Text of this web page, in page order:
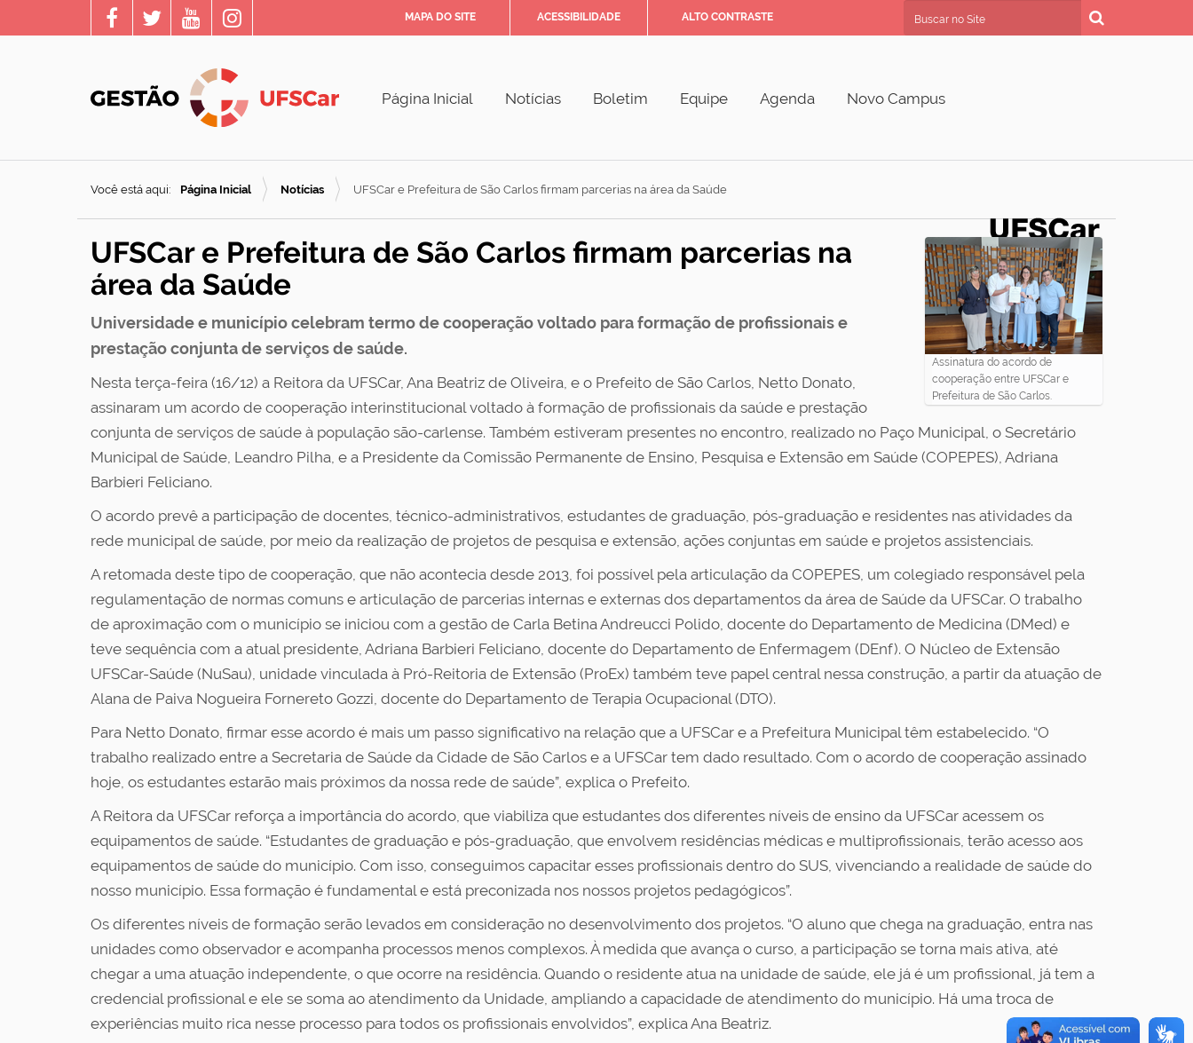
MAPA DO SITE ACESSIBILIDADE ALTO CONTRASTE Busca Avançada…
Página Inicial Notícias Boletim Equipe Agenda Novo Campus
Você está aqui: Página Inicial Notícias UFSCar e Prefeitura de São Carlos firmam parcerias na área da Saúde
Assinatura do acordo de
cooperação entre UFSCar e
Prefeitura de São Carlos.
UFSCar e Prefeitura de São Carlos firmam parcerias na
área da Saúde
Universidade e município celebram termo de cooperação voltado para formação de profissionais e
prestação conjunta de serviços de saúde.
Nesta terça-feira (16/12) a Reitora da UFSCar, Ana Beatriz de Oliveira, e o Prefeito de São Carlos, Netto Donato,
assinaram um acordo de cooperação interinstitucional voltado à formação de profissionais da saúde e prestação
conjunta de serviços de saúde à população são-carlense. Também estiveram presentes no encontro, realizado no Paço Municipal, o Secretário
Municipal de Saúde, Leandro Pilha, e a Presidente da Comissão Permanente de Ensino, Pesquisa e Extensão em Saúde (COPEPES), Adriana
Barbieri Feliciano.
O acordo prevê a participação de docentes, técnico-administrativos, estudantes de graduação, pós-graduação e residentes nas atividades da
rede municipal de saúde, por meio da realização de projetos de pesquisa e extensão, ações conjuntas em saúde e projetos assistenciais.
A retomada deste tipo de cooperação, que não acontecia desde 2013, foi possível pela articulação da COPEPES, um colegiado responsável pela
regulamentação de normas comuns e articulação de parcerias internas e externas dos departamentos da área de Saúde da UFSCar. O trabalho
de aproximação com o município se iniciou com a gestão de Carla Betina Andreucci Polido, docente do Departamento de Medicina (DMed) e
teve sequência com a atual presidente, Adriana Barbieri Feliciano, docente do Departamento de Enfermagem (DEnf). O Núcleo de Extensão
UFSCar-Saúde (NuSau), unidade vinculada à Pró-Reitoria de Extensão (ProEx) também teve papel central nessa construção, a partir da atuação de
Alana de Paiva Nogueira Fornereto Gozzi, docente do Departamento de Terapia Ocupacional (DTO).
Para Netto Donato, firmar esse acordo é mais um passo significativo na relação que a UFSCar e a Prefeitura Municipal têm estabelecido. “O
trabalho realizado entre a Secretaria de Saúde da Cidade de São Carlos e a UFSCar tem dado resultado. Com o acordo de cooperação assinado
hoje, os estudantes estarão mais próximos da nossa rede de saúde”, explica o Prefeito.
A Reitora da UFSCar reforça a importância do acordo, que viabiliza que estudantes dos diferentes níveis de ensino da UFSCar acessem os
equipamentos de saúde. “Estudantes de graduação e pós-graduação, que envolvem residências médicas e multiprofissionais, terão acesso aos
equipamentos de saúde do município. Com isso, conseguimos capacitar esses profissionais dentro do SUS, vivenciando a realidade de saúde do
nosso município. Essa formação é fundamental e está preconizada nos nossos projetos pedagógicos”.
Os diferentes níveis de formação serão levados em consideração no desenvolvimento dos projetos. “O aluno que chega na graduação, entra nas
unidades como observador e acompanha processos menos complexos. À medida que avança o curso, a participação se torna mais ativa, até
chegar a uma atuação independente, o que ocorre na residência. Quando o residente atua na unidade de saúde, ele já é um profissional, já tem a
credencial profissional e ele se soma ao atendimento da Unidade, ampliando a capacidade de atendimento do município. Há uma troca de
experiências muito rica nesse processo para todos os profissionais envolvidos”, explica Ana Beatriz.